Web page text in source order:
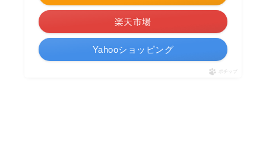
楽天市場
Yahooショッピング
ポチップ